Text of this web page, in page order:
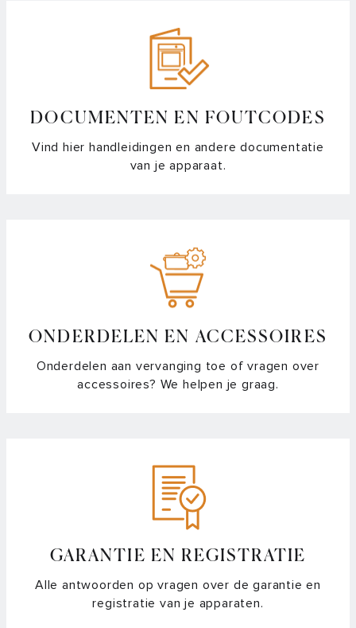
Waarom geeft mijn oven 30 graden aan bij de
en de klep naar buiten?
Wat zijn de blokjes in mijn MAGNA oven display?
DOCUMENTEN EN FOUTCODES
Vind hier handleidingen en andere documentatie
van je apparaat.
ONDERDELEN EN ACCESSOIRES
Onderdelen aan vervanging toe of vragen over
accessoires? We helpen je graag.
GARANTIE EN REGISTRATIE
Alle antwoorden op vragen over de garantie en
registratie van je apparaten.